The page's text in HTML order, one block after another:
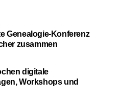
Genealogie-Konferenz
zusammen
digitale
Workshops und